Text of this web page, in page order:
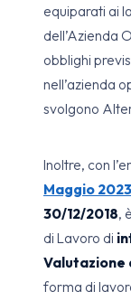
equiparati ai
dell’Azienda
obblighi
nell’azienda
svolgono
Inoltre, con
Maggio 2023
30/12/2018,
di Lavoro di
Valutazione
forma di